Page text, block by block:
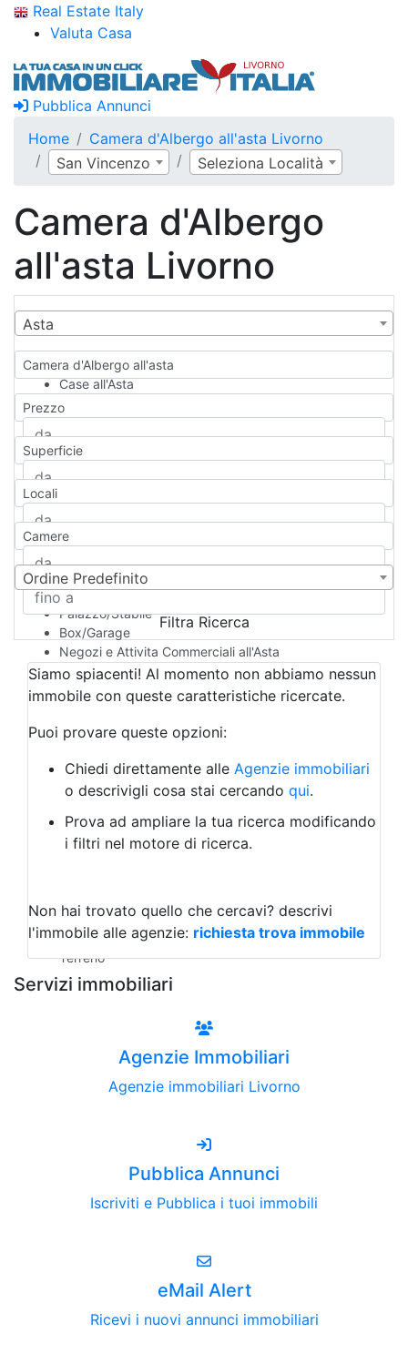
Real Estate Italy
Valuta Casa
Pubblica Annunci
Home
Camera d'Albergo all'asta Livorno
San Vincenzo
Seleziona Località
Camera d'Albergo
all'asta Livorno
Asta
Camera d'Albergo all'asta
Case all'Asta
Qualsiasi
Appartamento
Casa indipendente
Casa Semi-indipendente
Attico/Mansarda
Rustico/Casale
Camera d'Albergo
Multiproprietà
Palazzo/Stabile
Box/Garage
Negozi e Attivita Commerciali all'Asta
Qualsiasi
Attività/Licenza Commerciale
Azienda Agricola
Bar/Ristorante
Albergo
Laboratorio Artigianale
Negozio/locale commerciale
Agriturismo
Magazzini
Qualsiasi
Terreno edificabile
Terreno
Prezzo
Superficie
Locali
Camere
Ordine Predefinito
Filtra Ricerca
Siamo spiacenti! Al momento non abbiamo nessun
immobile con queste caratteristiche ricercate.
Puoi provare queste opzioni:
Chiedi direttamente alle Agenzie immobiliari
o descrivigli cosa stai cercando qui.
Prova ad ampliare la tua ricerca modificando
i filtri nel motore di ricerca.
Non hai trovato quello che cercavi? descrivi
l'immobile alle agenzie: richiesta trova immobile
Servizi immobiliari
Agenzie Immobiliari
Agenzie immobiliari Livorno
Pubblica Annunci
Iscriviti e Pubblica i tuoi immobili
eMail Alert
Ricevi i nuovi annunci immobiliari